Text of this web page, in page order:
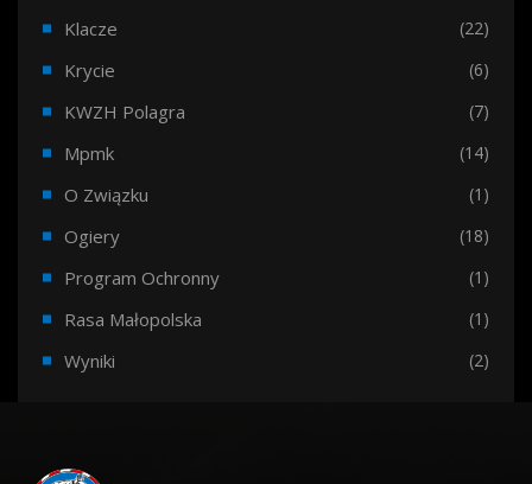
Klacze (22)
Krycie (6)
KWZH Polagra (7)
Mpmk (14)
O Związku (1)
Ogiery (18)
Program Ochronny (1)
Rasa Małopolska (1)
Wyniki (2)